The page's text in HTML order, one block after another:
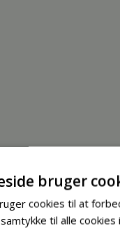
bruger
cookies til at
til alle